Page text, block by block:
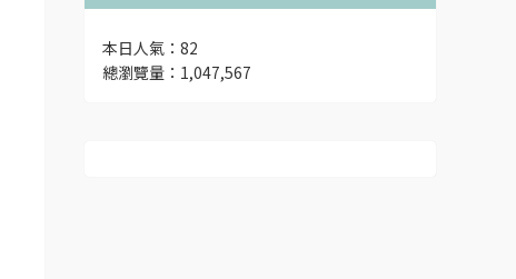
本日人氣：82
總瀏覽量：1,047,567